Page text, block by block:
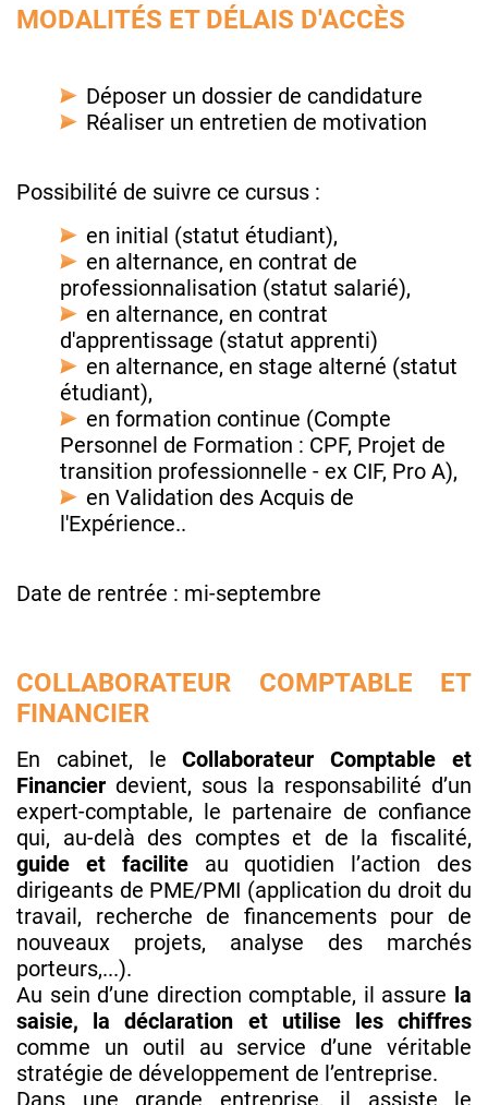
MODALITÉS ET DÉLAIS D'ACCÈS
Déposer un dossier de candidature
Réaliser un entretien de motivation
Possibilité de suivre ce cursus :
en initial (statut étudiant),
en alternance, en contrat de
professionnalisation (statut salarié),
en alternance, en contrat
d'apprentissage (statut apprenti)
en alternance, en stage alterné (statut
étudiant),
en formation continue (Compte
Personnel de Formation : CPF, Projet de
transition professionnelle - ex CIF, Pro A),
en Validation des Acquis de
l'Expérience..
Date de rentrée : mi-septembre
COLLABORATEUR COMPTABLE ET
FINANCIER
En cabinet, leCollaborateur Comptable et
Financier devient, sous la responsabilité d’un
expert-comptable, le partenaire de confiance
qui, au-delà des comptes et de la fiscalité,
guide et facilite au quotidien l’action des
dirigeants de PME/PMI (application du droit du
travail, recherche de financements pour de
nouveaux projets, analyse des marchés
porteurs,...).
Au sein d’une direction comptable, il assure la
saisie, la déclaration et utilise les chiffres
comme un outil au service d’une véritable
stratégie de développement de l’entreprise.